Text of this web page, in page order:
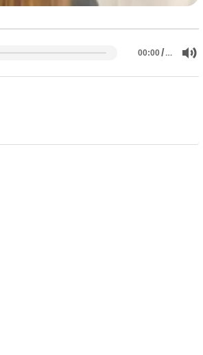
00:00/…